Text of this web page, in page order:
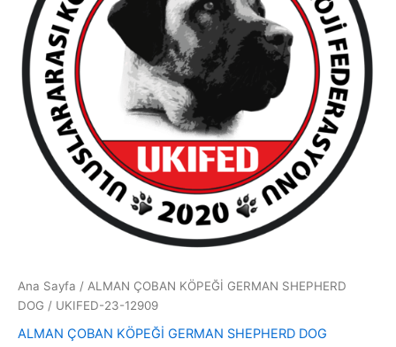
Ana Sayfa / ALMAN ÇOBAN KÖPEĞİ GERMAN SHEPHERD
DOG / UKIFED-23-12909
ALMAN ÇOBAN KÖPEĞİ GERMAN SHEPHERD DOG